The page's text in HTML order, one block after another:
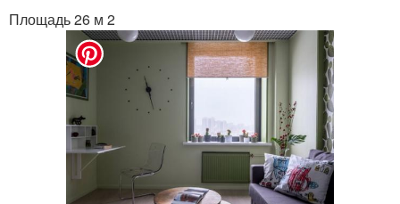
Площадь 26 м 2